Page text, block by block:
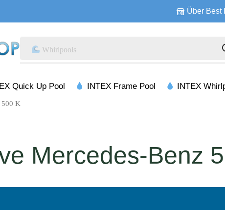
Über Best
Whirlpools
Quick Up Pool INTEX Frame Pool INTEX
500 K
Mercedes-Benz